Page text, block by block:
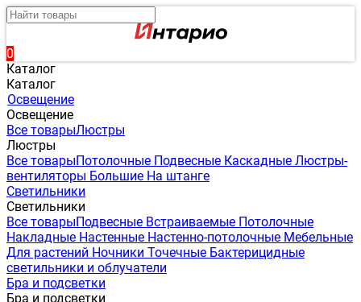
0
Каталог
Каталог
Освещение
Освещение
Все товарыЛюстры
Люстры
Все товарыПотолочные Подвесные Каскадные Люстры-
вентиляторы Большие На штанге
Светильники
Светильники
Все товарыПодвесные Встраиваемые Потолочные
Накладные Настенные Настенно-потолочные Мебельные
Для растений Ночники Точечные Бактерицидные
светильники и облучатели
Бра и подсветки
Бра и подсветки